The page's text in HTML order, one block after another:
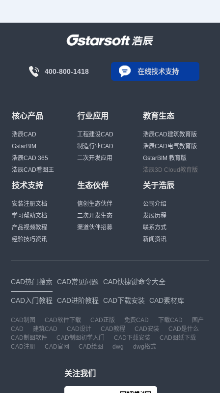
400-800-1418 在线技术支持
核心产品
浩辰CAD
GstarBIM
浩辰CAD 365
浩辰CAD看图王
行业应用
工程建设CAD
制造行业CAD
二次开发应用
教育生态
浩辰CAD建筑教育版
浩辰CAD电气教育版
GstarBIM 教育版
浩辰3D Cloud教育版
技术支持
安装注册文档
学习帮助文档
产品视频教程
经验技巧资讯
生态伙伴
信创生态伙伴
二次开发生态
渠道伙伴招募
关于浩辰
公司介绍
发展历程
联系方式
新闻资讯
CAD热门搜索 CAD常见问题 CAD快捷键命令大全
CAD入门教程 CAD进阶教程 CAD下载安装 CAD素材库
CAD制图 CAD软件下载 CAD正版 免费CAD 下载CAD
国产
CAD
建筑CAD CAD设计 CAD教程 CAD安装
CAD是什么
CAD制图软件
CAD制图初学入门 CAD下载安装
CAD图纸下载
CAD注册
CAD官网 CAD绘图 dwg dwg格式
关注我们